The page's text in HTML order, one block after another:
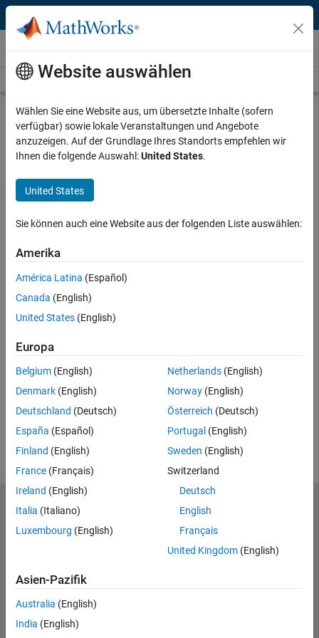
Weiter zum Inhalt
Videos
Videos Home Search
Play
Description
Numerical Analysis to
Related Resources
UP NEXT
RELATED VIDEOS
View more related videos
Website auswählen
Wählen Sie eine Website aus, um übersetzte Inhalte (sofern
verfügbar) sowie lokale Veranstaltungen und Angebote
anzuzeigen. Auf der Grundlage Ihres Standorts empfehlen wir
Ihnen die folgende Auswahl:United States.
United States
Sie können auch eine Website aus der folgenden Liste auswählen:
Amerika
América Latina (Español)
Canada (English)
United States (English)
Europa
Belgium (English)
Denmark (English)
Deutschland (Deutsch)
España (Español)
Finland (English)
France (Français)
Ireland (English)
Italia (Italiano)
Luxembourg (English)
Netherlands(English)
Norway(English)
Österreich (Deutsch)
Portugal (English)
Sweden (English)
Switzerland
Deutsch
English
Français
United Kingdom(English)
Asien-Pazifik
Australia (English)
India (English)
MathWorks
Testen oder Kaufen